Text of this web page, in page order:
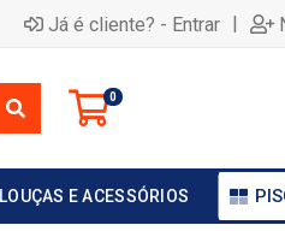
Já é cliente? - Entrar |
0
LOUÇAS E ACESSÓRIOS